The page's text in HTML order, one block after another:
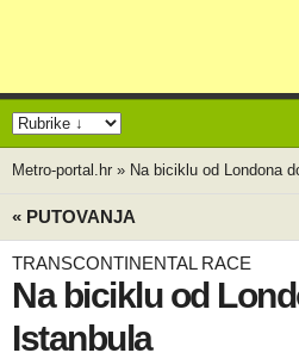
Metro-portal.hr » Na biciklu od Londona
« PUTOVANJA
TRANSCONTINENTAL RACE
Na biciklu od
Istanbula